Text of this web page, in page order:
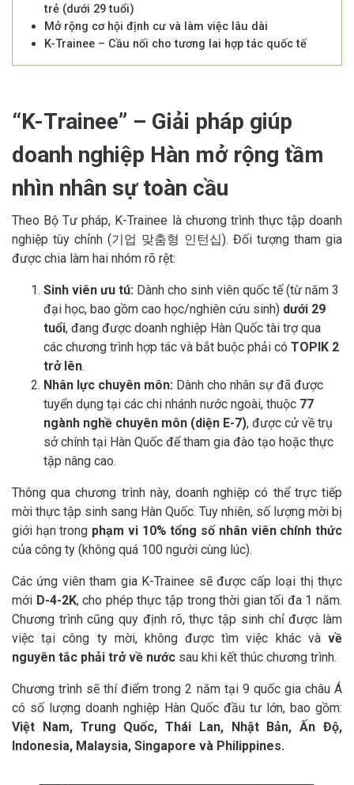
trẻ (dưới 29 tuổi)
Mở rộng cơ hội định cư và làm việc lâu dài
K-Trainee – Cầu nối cho tương lai hợp tác quốc tế
“K-Trainee” – Giải pháp giúp
doanh nghiệp Hàn mở rộng tầm
nhìn nhân sự toàn cầu
Theo Bộ Tư pháp, K-Trainee là chương trình thực tập doanh
nghiệp tùy chỉnh (기업 맞춤형 인턴십). Đối tượng tham gia
được chia làm hai nhóm rõ rệt:
Sinh viên ưu tú: Dành cho sinh viên quốc tế (từ năm 3
đại học, bao gồm cao học/nghiên cứu sinh) dưới 29
tuổi, đang được doanh nghiệp Hàn Quốc tài trợ qua
các chương trình hợp tác và bắt buộc phải có TOPIK 2
trở lên.
Nhân lực chuyên môn: Dành cho nhân sự đã được
tuyển dụng tại các chi nhánh nước ngoài, thuộc 77
ngành nghề chuyên môn (diện E-7), được cử về trụ
sở chính tại Hàn Quốc để tham gia đào tạo hoặc thực
tập nâng cao.
Thông qua chương trình này, doanh nghiệp có thể trực tiếp
mời thực tập sinh sang Hàn Quốc. Tuy nhiên, số lượng mời bị
giới hạn trong phạm vi 10% tổng số nhân viên chính thức
của công ty (không quá 100 người cùng lúc).
Các ứng viên tham gia K-Trainee sẽ được cấp loại thị thực
mới D-4-2K, cho phép thực tập trong thời gian tối đa 1 năm.
Chương trình cũng quy định rõ, thực tập sinh chỉ được làm
việc tại công ty mời, không được tìm việc khác và về
nguyên tắc phải trở về nước sau khi kết thúc chương trình.
Chương trình sẽ thí điểm trong 2 năm tại 9 quốc gia châu Á
có số lượng doanh nghiệp Hàn Quốc đầu tư lớn, bao gồm:
Việt Nam, Trung Quốc, Thái Lan, Nhật Bản, Ấn Độ,
Indonesia, Malaysia, Singapore và Philippines.